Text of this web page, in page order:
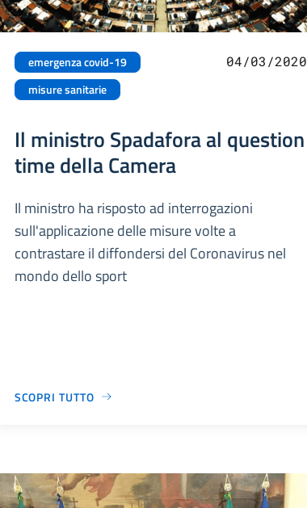
emergenza covid-19
misure sanitarie
04/03/2020
Il ministro Spadafora al question
time della Camera
Il ministro ha risposto ad interrogazioni
sull'applicazione delle misure volte a
contrastare il diffondersi del Coronavirus nel
mondo dello sport
SCOPRI TUTTO